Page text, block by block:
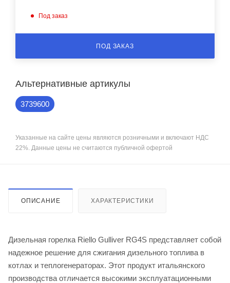
Под заказ
ПОД ЗАКАЗ
Альтернативные артикулы
3739600
Указанные на сайте цены являются розничными и включают НДС
22%. Данные цены не считаются публичной офертой
ОПИСАНИЕ ХАРАКТЕРИСТИКИ
Дизельная горелка Riello Gulliver RG4S представляет собой
надежное решение для сжигания дизельного топлива в
котлах и теплогенераторах. Этот продукт итальянского
производства отличается высокими эксплуатационными